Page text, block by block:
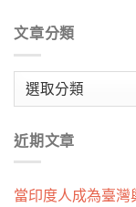
文章分類
類
近期文章
當印度人成為臺